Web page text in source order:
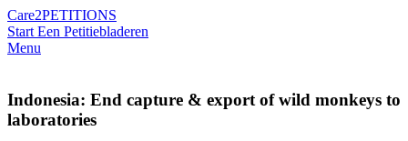
Care2PETITIONS
Start Een Petitiebladeren
Menu
Indonesia: End capture & export of wild monkeys to
laboratories